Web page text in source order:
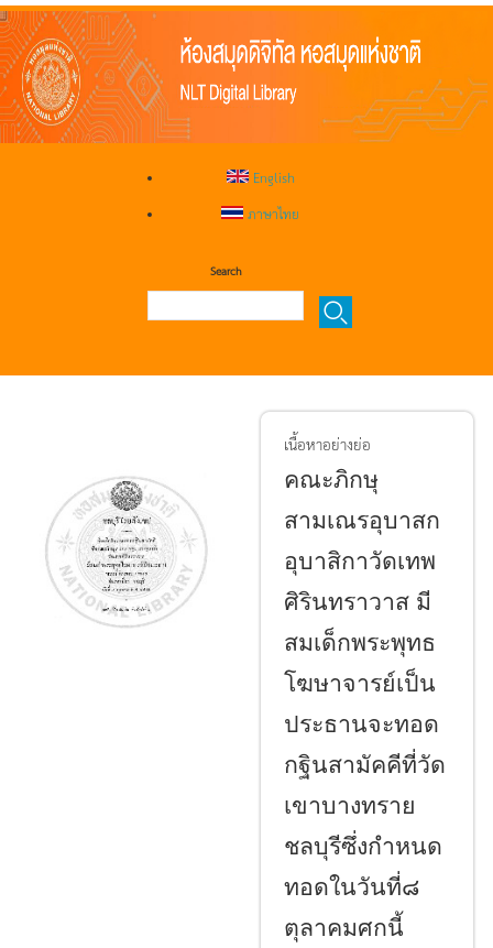
English
ภาษาไทย
Search
เนื้อหาอย่างย่อ
คณะภิกษุ
สามเณรอุบาสก
อุบาสิกาวัดเทพ
ศิรินทราวาส มี
สมเด็กพระพุทธ
โฆษาจารย์เป็น
ประธานจะทอด
กฐินสามัคคีที่วัด
เขาบางทราย
ชลบุรีซึ่งกำหนด
ทอดในวันที่๘
ตุลาคมศกนี้